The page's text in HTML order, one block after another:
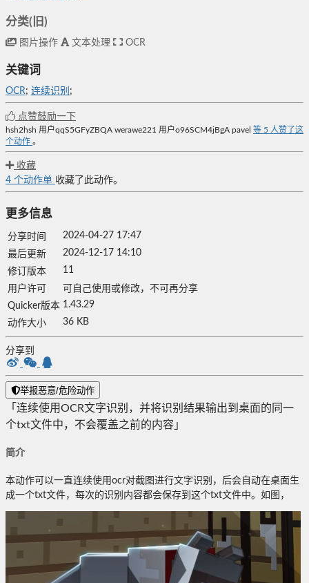
分类(旧)
图片操作 文本处理 OCR
关键词
OCR; 连续识别 ;
点赞鼓励一下
hsh2hsh 用户qqS5GFyZBQA werawe221 用户o96SCM4jBgA pavel 等 5 人赞了这
个动作 。
收藏
4 个动作单 收藏了此动作。
更多信息
分享时间
2024-04-27 17:47
最后更新
2024-12-17 14:10
修订版本
11
用户许可
可自己使用或修改，不可再分享
Quicker版本 1.43.29
动作大小
36 KB
分享到
举报恶意/危险动作
「连续使用OCR文字识别，并将识别结果输出到桌面的同一
个txt文件中，不会覆盖之前的内容」
简介
本动作可以一直连续使用ocr对截图进行文字识别，后会自动在桌面生
成一个txt文件，每次的识别内容都会保存到这个txt文件中。如图，